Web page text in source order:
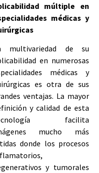
múltiple en
médicas y
multivariedad de su
en numerosas
médicas y
es otra de sus
ventajas. La mayor
y calidad de esta
facilita
mucho más
donde los procesos
y tumorales